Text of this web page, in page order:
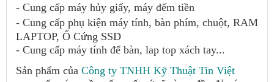
- Cung cấp máy hủy giấy, máy đếm tiền
- Cung cấp phụ kiện máy tính, bàn phím, chuột, RAM
LAPTOP, Ổ Cứng SSD
- Cung cấp máy tính để bàn, lap top xách tay...
Sản phẩm của Công ty TNHH Kỹ Thuật Tin Việt